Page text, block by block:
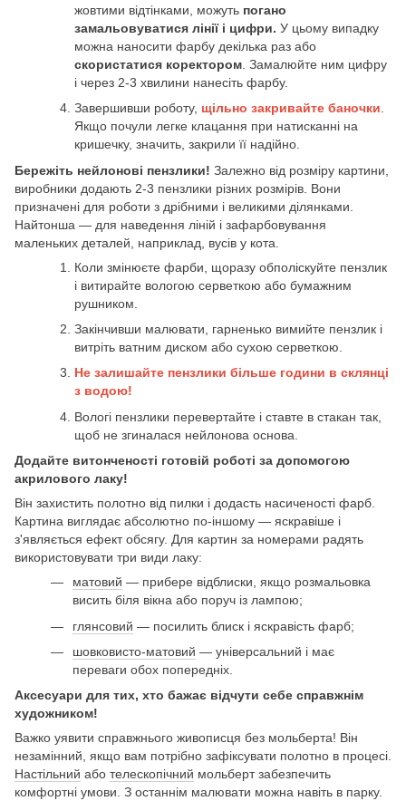
жовтими відтінками, можуть погано
замальовуватися лінії і цифри. У цьому випадку
можна наносити фарбу декілька раз або
скористатися коректором . Замалюйте ним цифру
і через 2-3 хвилини нанесіть фарбу.
Завершивши роботу, щільно закривайте баночки.
Якщо почули легке клацання при натисканні на
кришечку, значить, закрили її надійно.
Бережіть нейлонові пензлики! Залежно від розміру картини,
виробники додають 2-3 пензлики різних розмірів. Вони
призначені для роботи з дрібними і великими ділянками.
Найтонша — для наведення ліній і зафарбовування
маленьких деталей, наприклад, вусів у кота.
Коли змінюєте фарби, щоразу обполіскуйте пензлик
і витирайте вологою серветкою або бумажним
рушником.
Закінчивши малювати, гарненько вимийте пензлик і
витріть ватним диском або сухою серветкою.
Не залишайте пензлики більше години в склянці
з водою!
Вологі пензлики перевертайте і ставте в стакан так,
щоб не згиналася нейлонова основа.
Додайте витонченості готовій роботі за допомогою
акрилового лаку!
Він захистить полотно від пилки і додасть насиченості фарб.
Картина виглядає абсолютно по-іншому — яскравіше і
з'являється ефект обсягу. Для картин за номерами радять
використовувати три види лаку:
матовий — прибере відблиски, якщо розмальовка
висить біля вікна або поруч із лампою;
глянсовий — посилить блиск і яскравість фарб;
шовковисто-матовий — універсальний і має
переваги обох попередніх.
Аксесуари для тих, хто бажає відчути себе справжнім
художником!
Важко уявити справжнього живописця без мольберта! Він
незамінний, якщо вам потрібно зафіксувати полотно в процесі.
Настільний або телескопічний мольберт забезпечить
комфортні умови. З останнім малювати можна навіть в парку.